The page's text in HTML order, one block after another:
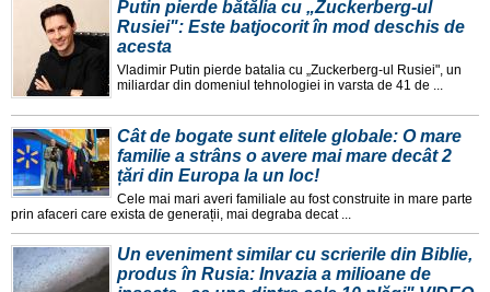
Putin pierde bătălia cu „Zuckerberg-ul
Rusiei": Este batjocorit în mod deschis de
acesta
Vladimir Putin pierde batalia cu „Zuckerberg-ul Rusiei", un
miliardar din domeniul tehnologiei in varsta de 41 de ...
Cât de bogate sunt elitele globale: O mare
familie a strâns o avere mai mare decât 2
țări din Europa la un loc!
Cele mai mari averi familiale au fost construite in mare parte
prin afaceri care exista de generații, mai degraba decat ...
Un eveniment similar cu scrierile din Biblie,
produs în Rusia: Invazia a milioane de